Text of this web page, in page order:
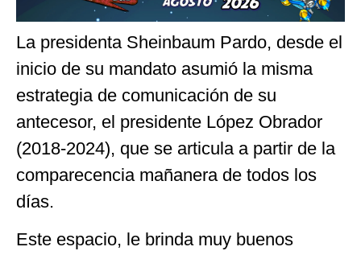
La presidenta Sheinbaum Pardo, desde el
inicio de su mandato asumió la misma
estrategia de comunicación de su
antecesor, el presidente López Obrador
(2018-2024), que se articula a partir de la
comparecencia mañanera de todos los
días.
Este espacio, le brinda muy buenos